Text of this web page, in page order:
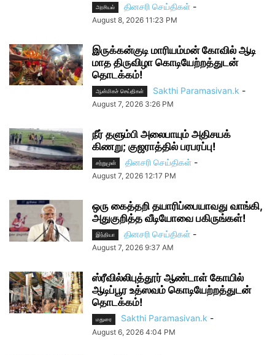
அரசியல் தினசரி செய்திகள் -
August 8, 2026 11:23 PM
இருக்கன்குடி மாரியம்மன் கோவில் ஆடி
மாத திருவிழா கொடியேற்றத்துடன்
தொடக்கம்!
ஆன்மிகச் செய்திகள் Sakthi Paramasivan.k -
August 7, 2026 3:26 PM
நீர் தளும்பி அலைபாயும் அதிசயக்
கிணறு; குஜராத்தில் பரபரப்பு!
சற்றுமுன் தினசரி செய்திகள் -
August 7, 2026 12:17 PM
ஒரு கைத்தறி தயாரிப்பையாவது வாங்கி,
அதுகுறித்த வீடியோவை பகிருங்கள்!
இந்தியா தினசரி செய்திகள் -
August 7, 2026 9:37 AM
ஸ்ரீவில்லிபுத்தூர் ஆண்டாள் கோயில்
ஆடிப்பூர உத்ஸவம் கொடியேற்றத்துடன்
தொடக்கம்!
மதுரை Sakthi Paramasivan.k -
August 6, 2026 4:04 PM